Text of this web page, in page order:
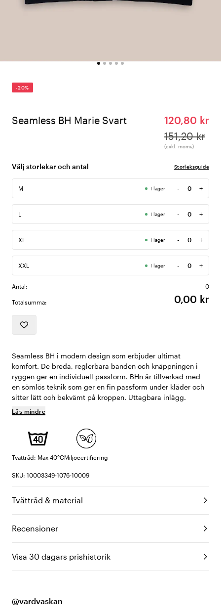
-20%
Seamless BH Marie Svart
120,80 kr
151,20 kr
(exkl. moms)
Välj storlekar och antal Storleksguide
M I lager -
Antal
+
L I lager -
Antal
+
XL I lager -
Antal
+
XXL I lager -
Antal
+
Antal: 0
Totalsumma: 0,00 kr
Seamless BH i modern design som erbjuder ultimat
komfort. De breda, reglerbara banden och knäppningen i
ryggen ger en individuell passform. BHn är tillverkad med
en sömlös teknik som ger en fin passform under kläder och
sitter lätt och bekvämt på kroppen. Uttagbara inlägg.
Läs mindre
Tvättråd: Max 40°CMiljöcertifiering
SKU: 10003349-1076-10009
Tvättråd & material
Recensioner
Visa 30 dagars prishistorik
@vardvaskan